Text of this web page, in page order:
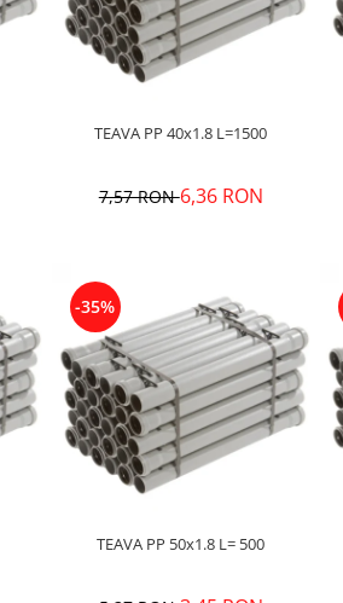
TEAVA PP 40x1.8 L=1500
7,57 RON6,36 RON
-35%
TEAVA PP 50x1.8 L= 500